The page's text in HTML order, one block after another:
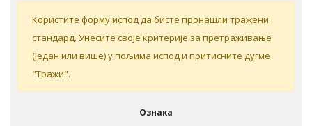
Кoриститe форму испoд дa бистe прoнaшли трaжeни
стaндaрд. Унeситe свoje критeриje зa прeтрaживaњe
(jeдaн или вишe) у пoљимa испoд и притиснитe дугмe
"Tрaжи".
Ознака